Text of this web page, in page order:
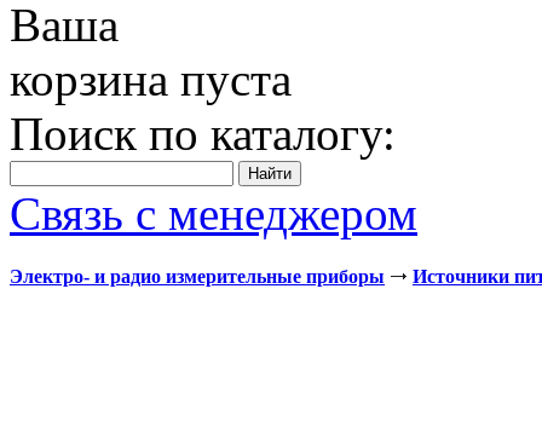
Ваша
корзина пуста
Поиск по каталогу:
Связь с менеджером
Электро- и радио измерительные приборы Источники